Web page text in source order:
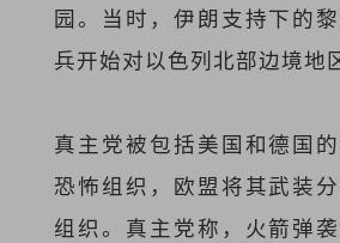
园。当时，伊朗支持下的
兵开始对以色列北部边境地
真主党被包括美国和德国
恐怖组织，欧盟将其武装
组织。真主党称，火箭弹